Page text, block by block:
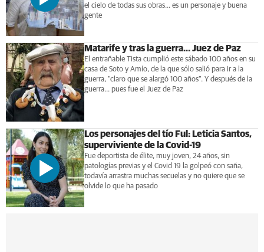
el cielo de todas sus obras... es un personaje y buena
gente
Matarife y tras la guerra... Juez de Paz
El entrañable Tista cumplió este sábado 100 años en su
casa de Soto y Amío, de la que sólo salió para ir a la
guerra, "claro que se alargó 100 años". Y después de la
guerra... pues fue el Juez de Paz
Los personajes del tío Ful: Leticia Santos,
superviviente de la Covid-19
Fue deportista de élite, muy joven, 24 años, sin
patologías previas y el Covid 19 la golpeó con saña,
todavía arrastra muchas secuelas y no quiere que se
olvide lo que ha pasado